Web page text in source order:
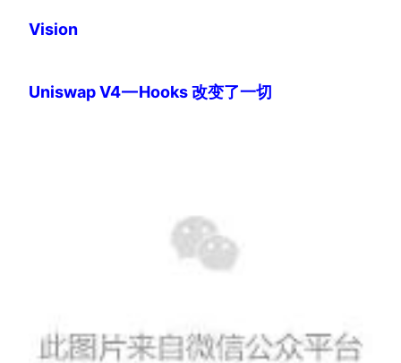
Vision
Uniswap V4 — Hooks 改变了一切